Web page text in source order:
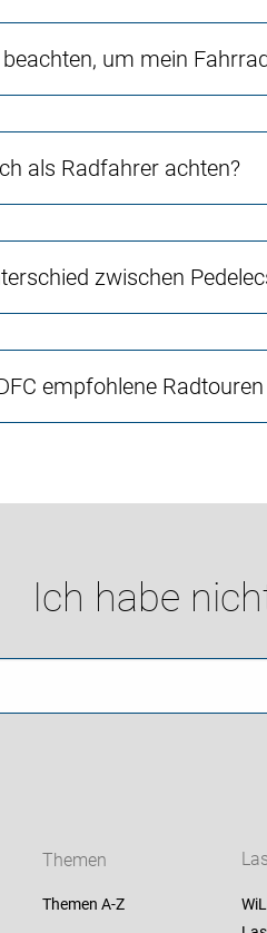
um mein
als Radfahrer achten?
zwischen
empfohlene
Ich habe
Themen
Themen A-Z